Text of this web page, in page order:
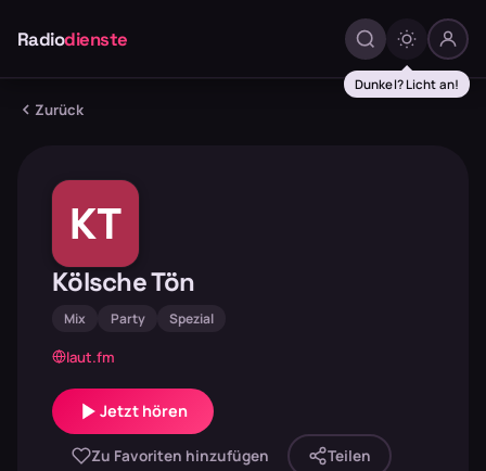
Radiodienste
Dunkel? Licht an!
Zurück
KT
Kölsche Tön
Mix Party Spezial
laut.fm
Jetzt hören
Zu Favoriten hinzufügen Teilen